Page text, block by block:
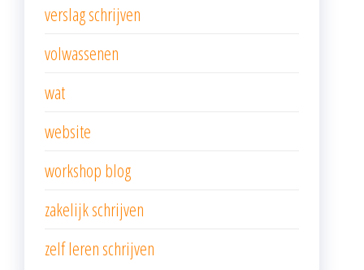
verslag schrijven
volwassenen
wat
website
workshop blog
zakelijk schrijven
zelf leren schrijven